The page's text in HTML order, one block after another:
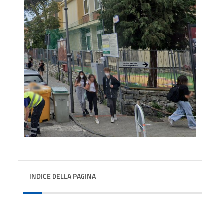
INDICE DELLA PAGINA